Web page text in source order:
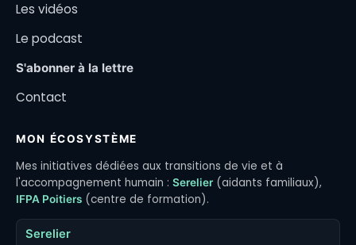
Les vidéos
Le podcast
S'abonner à la lettre
Contact
MON ÉCOSYSTÈME
Mes initiatives dédiées aux transitions de vie et à
l'accompagnement humain : Serelier (aidants familiaux),
IFPA Poitiers (centre de formation).
Serelier